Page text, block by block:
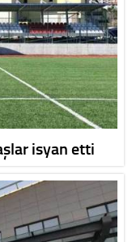
isyan etti